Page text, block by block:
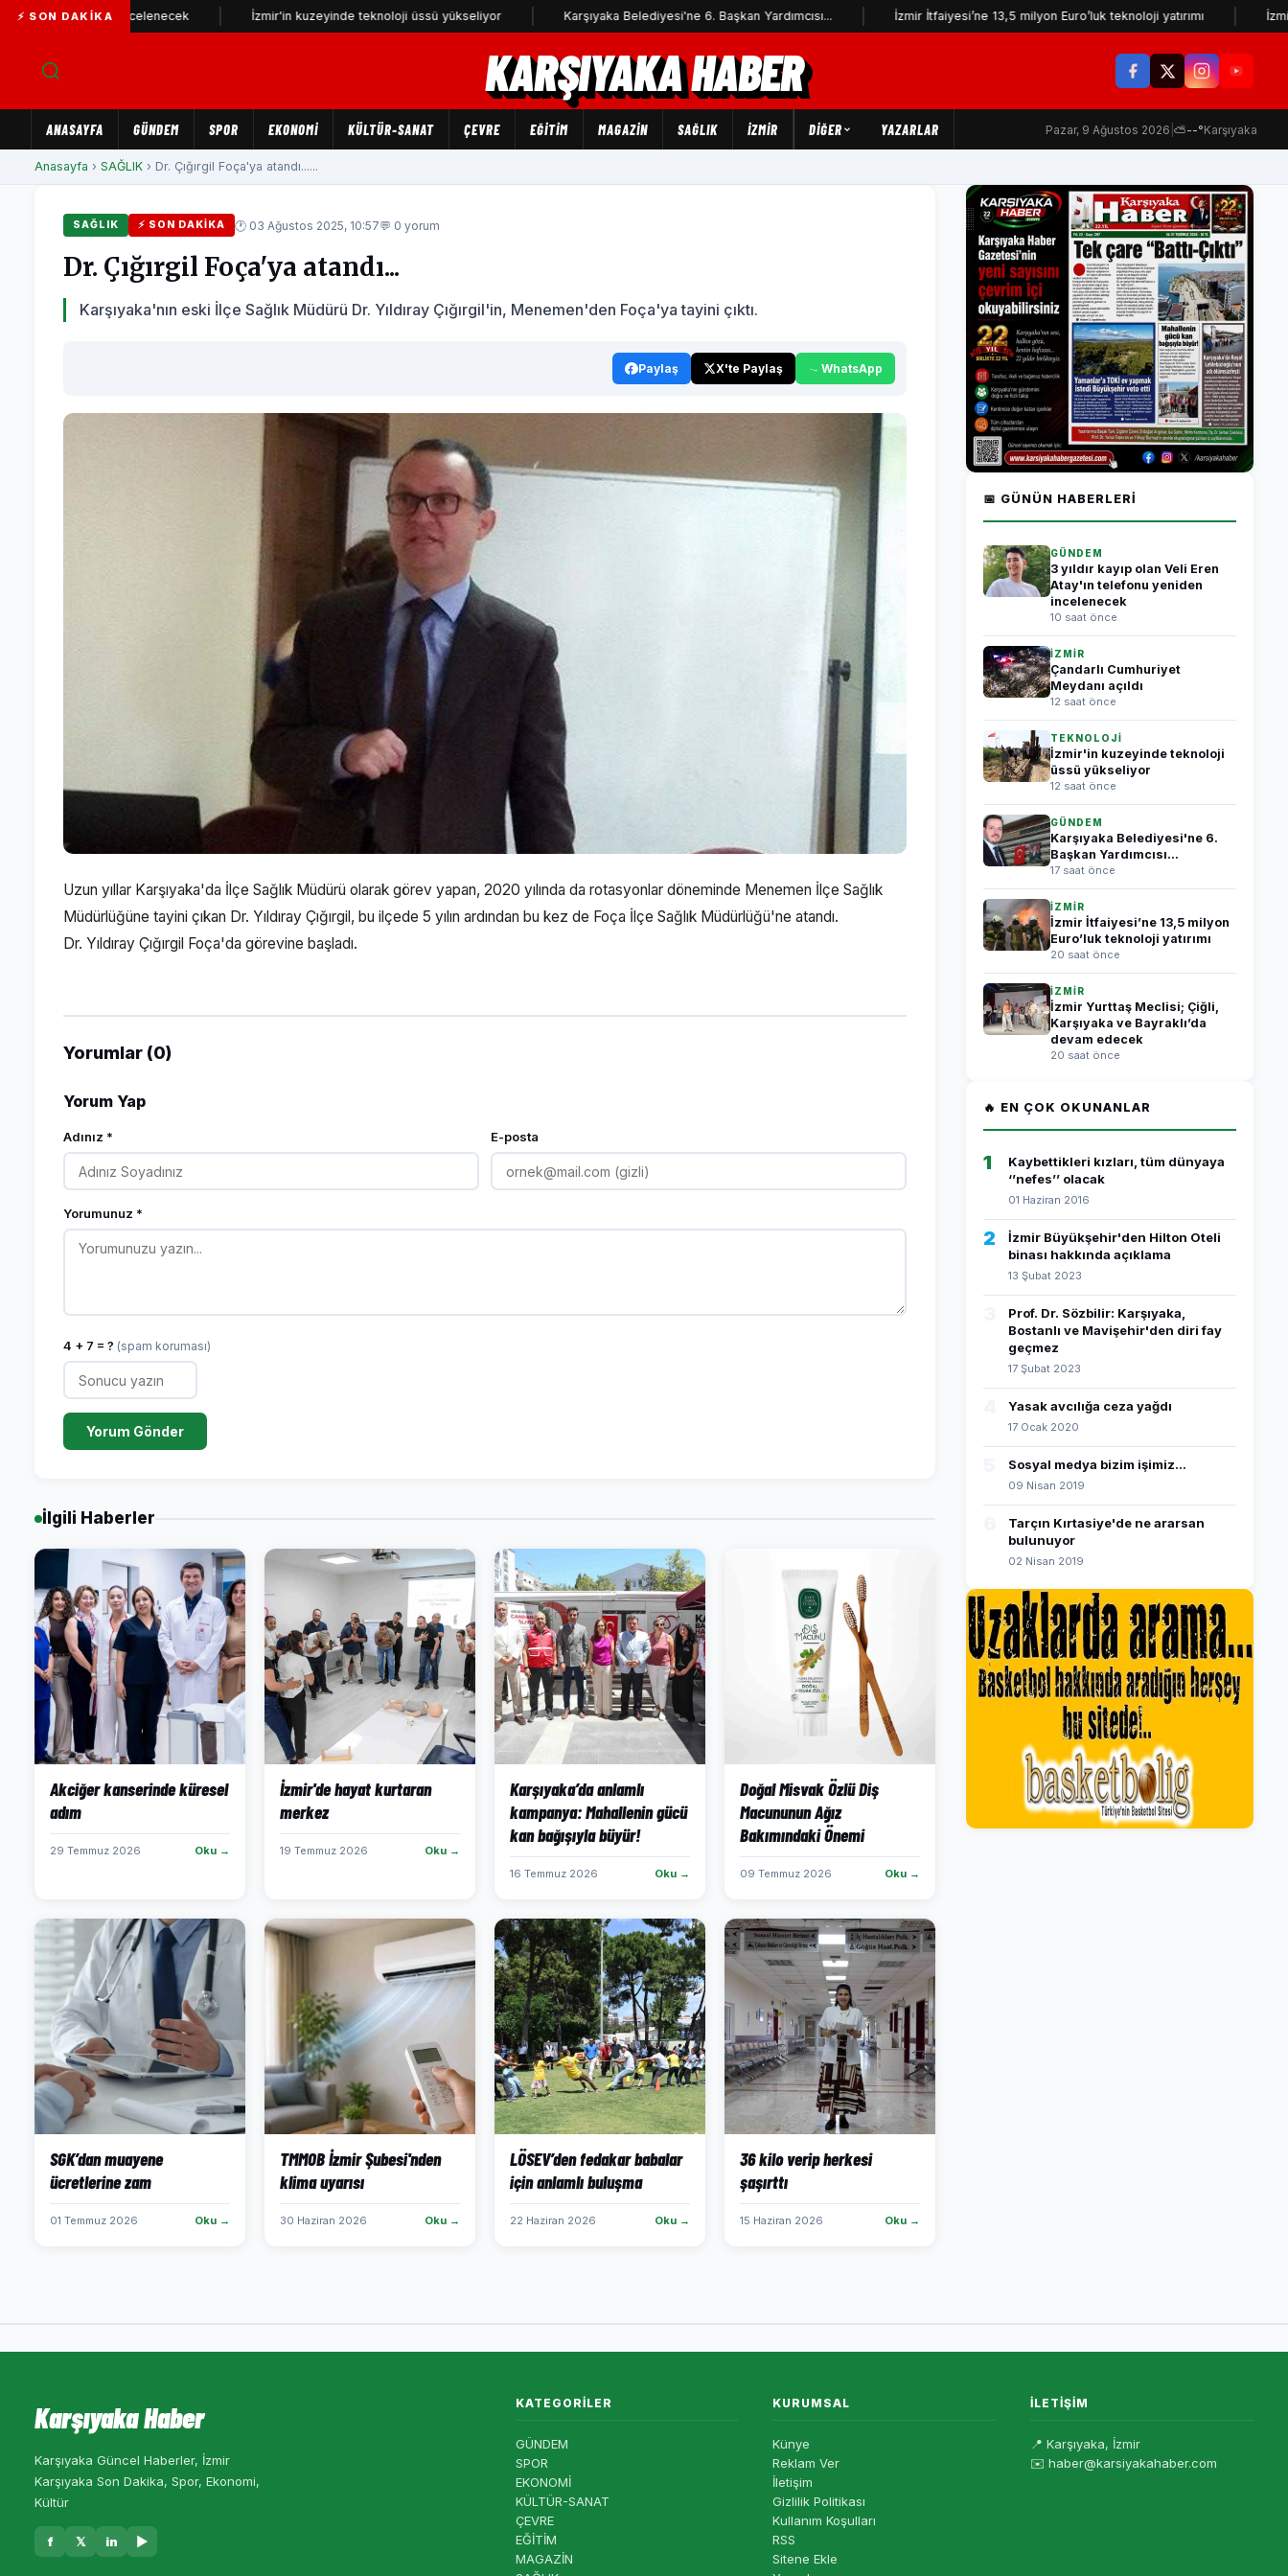
⚡ SON DAKIKA
yeniden incelenecek İzmir'in kuzeyinde teknoloji üssü yükseliyor Karşıyaka Belediyesi'ne 6. Başkan Yardımcısı... İzmir İtfaiyesi’ne 13,5 milyon Euro’luk teknoloji yatırımı İzmir
KARŞIYAKA HABER
ANASAYFA GÜNDEM SPOR EKONOMİ KÜLTÜR-SANAT ÇEVRE EĞİTİM MAGAZİN SAĞLIK İZMİR DIĞER YAZARLAR Pazar, 9 Ağustos 2026 ⛅--°Karşıyaka
Anasayfa › SAĞLIK › Dr. Çığırgil Foça'ya atandı......
SAĞLIK ⚡ SON DAKIKA 🕐 03 Ağustos 2025, 10:57💬 0 yorum
Dr. Çığırgil Foça'ya atandı...
Karşıyaka'nın eski İlçe Sağlık Müdürü Dr. Yıldıray Çığırgil'in, Menemen'den Foça'ya tayini çıktı.
Paylaş X'te Paylaş WhatsApp
Uzun yıllar Karşıyaka'da İlçe Sağlık Müdürü olarak görev yapan, 2020 yılında da rotasyonlar döneminde Menemen İlçe Sağlık
Müdürlüğüne tayini çıkan Dr. Yıldıray Çığırgil, bu ilçede 5 yılın ardından bu kez de Foça İlçe Sağlık Müdürlüğü'ne atandı.
Dr. Yıldıray Çığırgil Foça'da görevine başladı.
Yorumlar (0)
Yorum Yap
Adınız * E-posta
Yorumunuz *
4 + 7 = ? (spam koruması)
Yorum Gönder
İlgili Haberler
Akciğer kanserinde küresel
adım
29 Temmuz 2026 Oku →
İzmir'de hayat kurtaran
merkez
19 Temmuz 2026 Oku →
Karşıyaka’da anlamlı
kampanya: Mahallenin gücü
kan bağışıyla büyür!
16 Temmuz 2026 Oku →
Doğal Misvak Özlü Diş
Macununun Ağız
Bakımındaki Önemi
09 Temmuz 2026 Oku →
SGK’dan muayene
ücretlerine zam
01 Temmuz 2026 Oku →
TMMOB İzmir Şubesi'nden
klima uyarısı
30 Haziran 2026 Oku →
LÖSEV’den fedakar babalar
için anlamlı buluşma
22 Haziran 2026 Oku →
36 kilo verip herkesi
şaşırttı
15 Haziran 2026 Oku →
📅 GÜNÜN HABERLERI
GÜNDEM
3 yıldır kayıp olan Veli Eren
Atay'ın telefonu yeniden
incelenecek
10 saat önce
İZMİR
Çandarlı Cumhuriyet
Meydanı açıldı
12 saat önce
TEKNOLOJİ
İzmir'in kuzeyinde teknoloji
üssü yükseliyor
12 saat önce
GÜNDEM
Karşıyaka Belediyesi'ne 6.
Başkan Yardımcısı...
17 saat önce
İZMİR
İzmir İtfaiyesi’ne 13,5 milyon
Euro’luk teknoloji yatırımı
20 saat önce
İZMİR
İzmir Yurttaş Meclisi; Çiğli,
Karşıyaka ve Bayraklı’da
devam edecek
20 saat önce
🔥 EN ÇOK OKUNANLAR
1
Kaybettikleri kızları, tüm dünyaya
‘’nefes’’ olacak
01 Haziran 2016
2
İzmir Büyükşehir'den Hilton Oteli
binası hakkında açıklama
13 Şubat 2023
Prof. Dr. Sözbilir: Karşıyaka,
Bostanlı ve Mavişehir'den diri fay
geçmez
17 Şubat 2023
Yasak avcılığa ceza yağdı
17 Ocak 2020
Sosyal medya bizim işimiz...
09 Nisan 2019
Tarçın Kırtasiye'de ne ararsan
bulunuyor
02 Nisan 2019
Karşıyaka Haber
Karşıyaka Güncel Haberler, İzmir
Karşıyaka Son Dakika, Spor, Ekonomi,
Kültür
f 𝕏 in ▶
KATEGORILER
GÜNDEM
SPOR
EKONOMİ
KÜLTÜR-SANAT
ÇEVRE
EĞİTİM
MAGAZİN
KURUMSAL
Künye
Reklam Ver
İletişim
Gizlilik Politikası
Kullanım Koşulları
RSS
Sitene Ekle
İLETIŞIM
📍 Karşıyaka, İzmir
✉️ haber@karsiyakahaber.com